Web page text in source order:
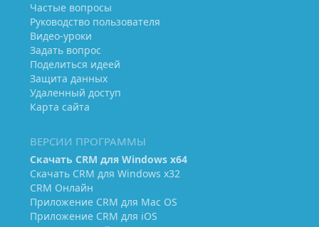
Частые вопросы
Руководство пользователя
Видео-уроки
Задать вопрос
Поделиться идеей
Защита данных
Удаленный доступ
Карта сайта
ВЕРСИИ ПРОГРАММЫ
Скачать CRM для Windows х64
Скачать CRM для Windows х32
CRM Онлайн
Приложение CRM для Mac OS
Приложение CRM для iOS